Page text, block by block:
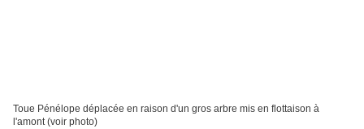
Toue Pénélope déplacée en raison d'un gros arbre mis en flottaison à
l'amont (voir photo)